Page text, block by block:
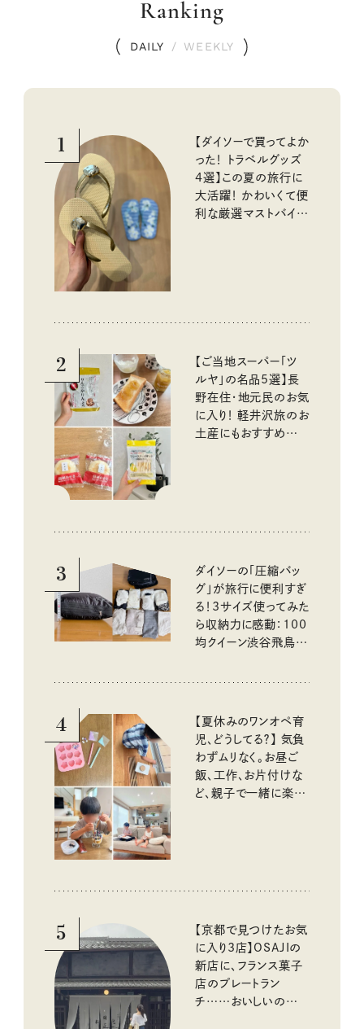
Ranking
DAILY / WEEKLY
1
【ダイソーで買ってよか
った！ トラベルグッズ
4選】この夏の旅行に
大活躍！ かわいくて便
利な厳選マストバイア
2
【ご当地スーパー「ツ
ルヤ」の名品5選】長
野在住・地元民のお気
に入り！ 軽井沢旅のお
土産にもおすすめのお
3
ダイソーの「圧縮バッ
グ」が旅行に便利すぎ
る！3サイズ使ってみた
ら収納力に感動：100
均クイーン渋谷飛鳥の
4
【夏休みのワンオペ育
児、どうしてる？】 気負
わずムリなく。お昼ご
飯、工作、お片付けな
ど、親子で一緒に楽し
5
【京都で見つけたお気
に入り3店】OSAJIの
新店に、フランス菓子
店のプレートラン
チ……おいしいのんび